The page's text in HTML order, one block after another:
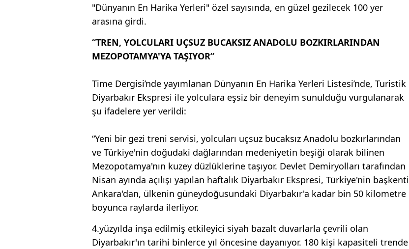
"Dünyanın En Harika Yerleri" özel sayısında, en güzel gezilecek 100 yer
arasına girdi.
“TREN, YOLCULARI UÇSUZ BUCAKSIZ ANADOLU BOZKIRLARINDAN
MEZOPOTAMYA'YA TAŞIYOR”
Time Dergisi’nde yayımlanan Dünyanın En Harika Yerleri Listesi’nde, Turistik
Diyarbakır Ekspresi ile yolculara eşsiz bir deneyim sunulduğu vurgulanarak
şu ifadelere yer verildi:
“Yeni bir gezi treni servisi, yolcuları uçsuz bucaksız Anadolu bozkırlarından
ve Türkiye'nin doğudaki dağlarından medeniyetin beşiği olarak bilinen
Mezopotamya'nın kuzey düzlüklerine taşıyor. Devlet Demiryolları tarafından
Nisan ayında açılışı yapılan haftalık Diyarbakır Ekspresi, Türkiye'nin başkenti
Ankara'dan, ülkenin güneydoğusundaki Diyarbakır'a kadar bin 50 kilometre
boyunca raylarda ilerliyor.
4.yüzyılda inşa edilmiş etkileyici siyah bazalt duvarlarla çevrili olan
Diyarbakır'ın tarihi binlerce yıl öncesine dayanıyor. 180 kişi kapasiteli trende